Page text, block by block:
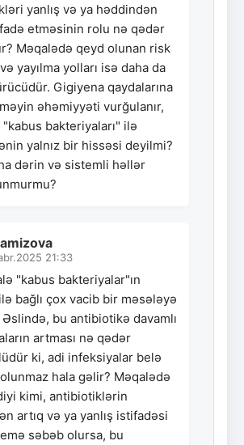
yanlış və ya həddindən
etməsinin rolu nə qədər
Məqalədə qeyd olunan risk
yayılma yolları isə daha da
Gigiyena qaydalarına
əhəmiyyəti vurğulanır,
bakteriyaları" ilə
yalnız bir hissəsi deyilmi?
dərin və sistemli həllər
21:33
"kabus bakteriyalar"ın
bağlı çox vacib bir məsələyə
bu antibiotikə davamlı
artması nə qədər
ki, adi infeksiyalar belə
hala gəlir? Məqalədə
kimi, antibiotiklərin
artıq və ya yanlış istifadəsi
səbəb olursa, bu